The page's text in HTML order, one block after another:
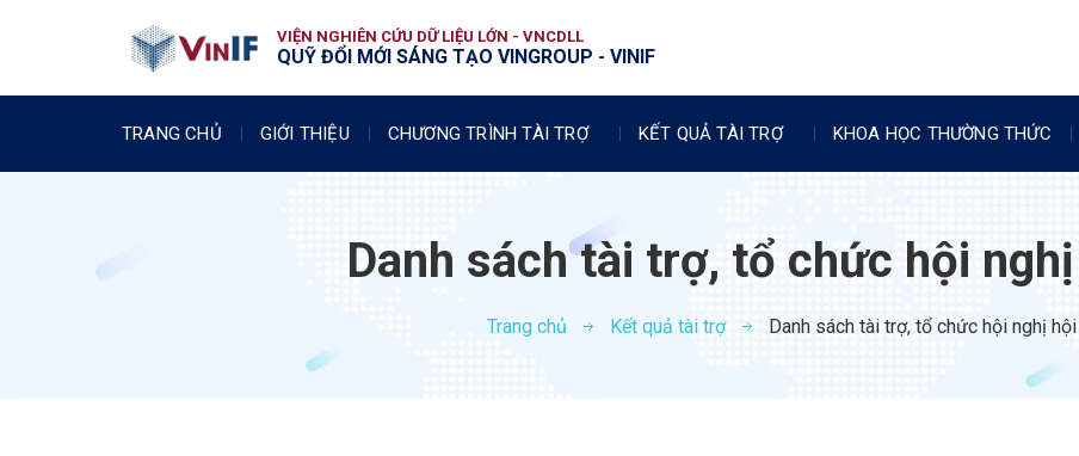
VIỆN NGHIÊN CỨU DỮ LIỆU LỚN - VNCDLL
QUỸ ĐỔI MỚI SÁNG TẠO VINGROUP - VINIF
TRANG CHỦ GIỚI THIỆU CHƯƠNG TRÌNH TÀI TRỢ KẾT QUẢ TÀI TRỢ KHOA HỌC THƯỜNG THỨC
Danh sách tài trợ, tổ chức hội
Trang chủ Kết quả tài trợ Danh sách tài trợ, tổ chức hội nghị